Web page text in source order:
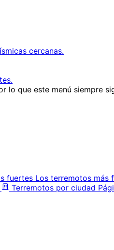
cercanas.
lo que este menú siempre
fuertes Los terremotos más
Terremotos por ciudad